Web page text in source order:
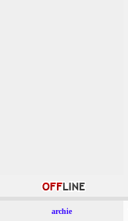
archie